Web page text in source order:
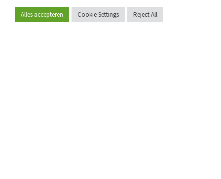
Word lid
Alles accepteren Cookie Settings Reject All